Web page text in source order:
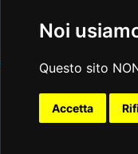
Noi
Questo sito
Accetta
privacy |social